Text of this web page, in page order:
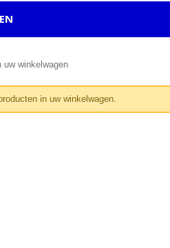
uw winkelwagen
in uw winkelwagen.